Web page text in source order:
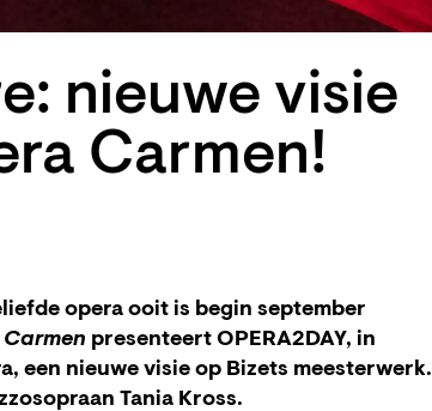
nieuwe visie
Carmen!
opera ooit is begin september
presenteert OPERA2DAY, in
een nieuwe visie op Bizets meesterwerk.
Tania Kross.